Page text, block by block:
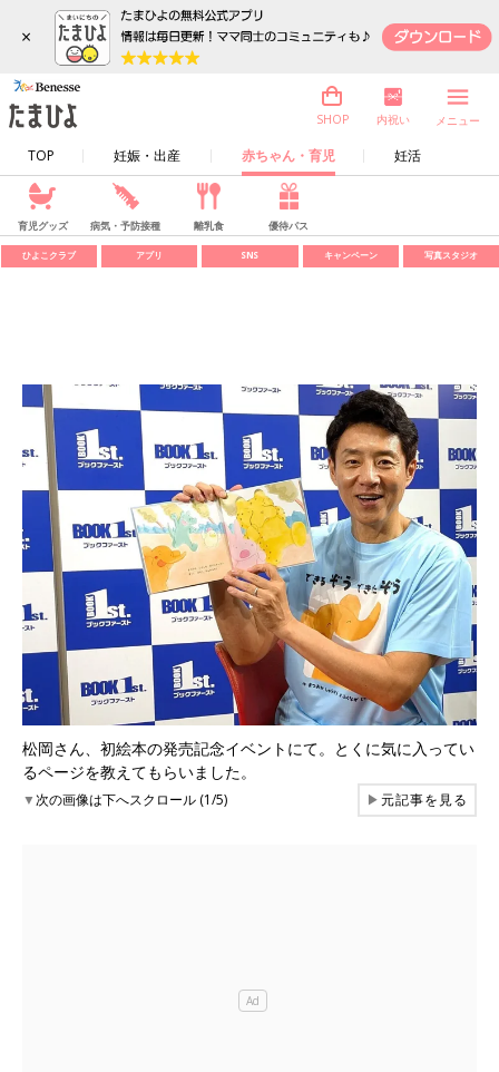
×
TOP 妊娠・出産 赤ちゃん・育児 妊活
SHOP 内祝い メニュー
育児グッズ 病気・予防接種 離乳食 優待パス
ひよこクラブ アプリ SNS キャンペーン 写真スタジオ
松岡さん、初絵本の発売記念イベントにて。とくに気に入ってい
るページを教えてもらいました。
▼次の画像は下へスクロール (1/5) ▶元記事を見る